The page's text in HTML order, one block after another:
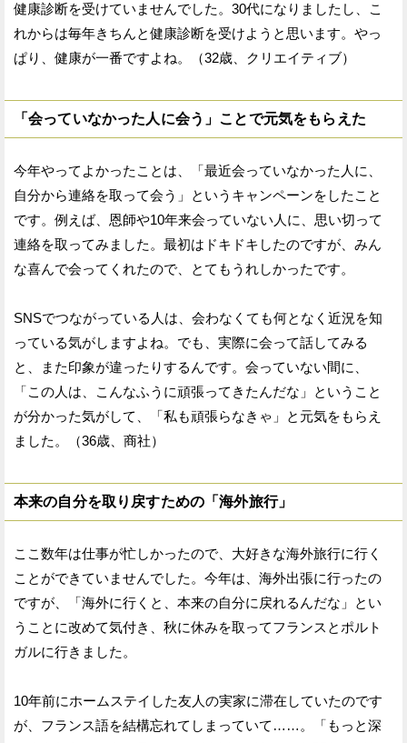
健康診断を受けていませんでした。30代になりましたし、こ
れからは毎年きちんと健康診断を受けようと思います。やっ
ぱり、健康が一番ですよね。（32歳、クリエイティブ）
「会っていなかった人に会う」ことで元気をもらえた
今年やってよかったことは、「最近会っていなかった人に、
自分から連絡を取って会う」というキャンペーンをしたこと
です。例えば、恩師や10年来会っていない人に、思い切って
連絡を取ってみました。最初はドキドキしたのですが、みん
な喜んで会ってくれたので、とてもうれしかったです。
SNSでつながっている人は、会わなくても何となく近況を知
っている気がしますよね。でも、実際に会って話してみる
と、また印象が違ったりするんです。会っていない間に、
「この人は、こんなふうに頑張ってきたんだな」ということ
が分かった気がして、「私も頑張らなきゃ」と元気をもらえ
ました。（36歳、商社）
本来の自分を取り戻すための「海外旅行」
ここ数年は仕事が忙しかったので、大好きな海外旅行に行く
ことができていませんでした。今年は、海外出張に行ったの
ですが、「海外に行くと、本来の自分に戻れるんだな」とい
うことに改めて気付き、秋に休みを取ってフランスとポルト
ガルに行きました。
10年前にホームステイした友人の実家に滞在していたのです
が、フランス語を結構忘れてしまっていて……。「もっと深